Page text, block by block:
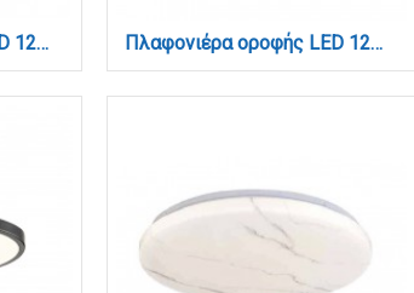
Πλαφονιέρα οροφής LED 12W 3CCT από ασημί ματ ακρυλικό D:30cm (42159-Γ-Ασημί Ματ) Πλαφονιέρα οροφής LED 12W 4000K από ακρυλικό και μεταλλική βάση D:25cm (42014)